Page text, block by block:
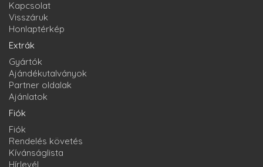
Kapcsolat
Visszáruk
Honlaptérkép
Extrák
Gyártók
Ajándékutalványok
Partner oldalak
Ajánlatok
Fiók
Fiók
Rendelés követés
Kívánságlista
Hírlevél